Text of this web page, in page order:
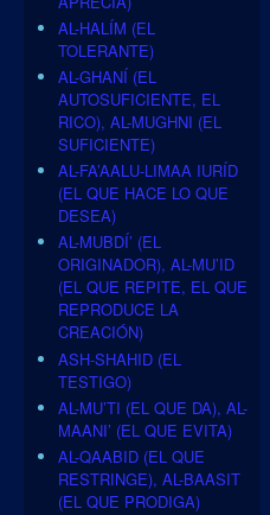
AL-HALÍM (EL
TOLERANTE)
AL-GHANÍ (EL
AUTOSUFICIENTE, EL
RICO), AL-MUGHNI (EL
SUFICIENTE)
AL-FA’AALU-LIMAA IURÍD
(EL QUE HACE LO QUE
DESEA)
AL-MUBDÍ’ (EL
ORIGINADOR), AL-MU’ID
(EL QUE REPITE, EL QUE
REPRODUCE LA
CREACIÓN)
ASH-SHAHID (EL
TESTIGO)
AL-MU’TI (EL QUE DA), AL-
MAANI’ (EL QUE EVITA)
AL-QAABID (EL QUE
RESTRINGE), AL-BAASIT
(EL QUE PRODIGA)